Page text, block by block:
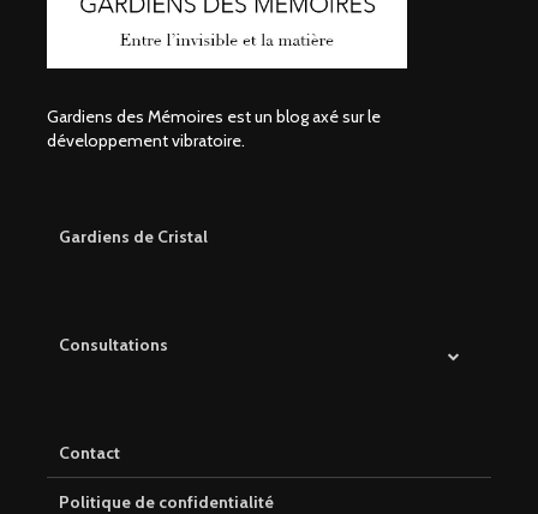
Gardiens des Mémoires est un blog axé sur le
développement vibratoire.
Gardiens de Cristal
Consultations
Contact
Politique de confidentialité